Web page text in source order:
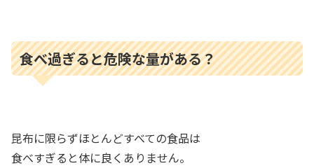
食べ過ぎると危険な量がある？
昆布に限らずほとんどすべての食品は
食べすぎると体に良くありません。